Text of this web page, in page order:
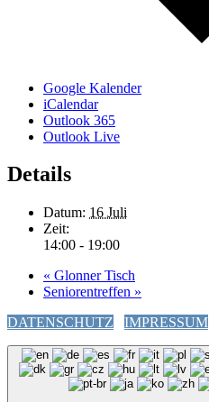
Google Kalender
iCalendar
Outlook 365
Outlook Live
Details
Datum: 16 Juli
Zeit:
14:00 - 19:00
« Glonner Tisch
Seniorentreffen »
DATENSCHUTZ
IMPRESSUM